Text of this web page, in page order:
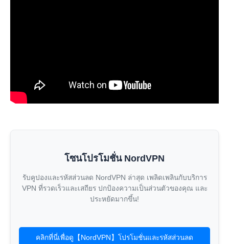
โซนโปรโมชั่น NordVPN
รับคูปองและรหัสส่วนลด NordVPN ล่าสุด เพลิดเพลินกับบริการ
VPN ที่รวดเร็วและเสถียร ปกป้องความเป็นส่วนตัวของคุณ และ
ประหยัดมากขึ้น!
คลิกที่นี่เพื่อดู【NordVPN】โปรโมชั่นและรหัสส่วนลด